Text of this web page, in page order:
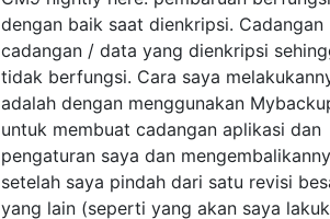
dengan baik saat dienkripsi. Cadangan
cadangan / data yang dienkripsi
tidak berfungsi. Cara saya
adalah dengan menggunakan
untuk membuat cadangan aplikasi dan
pengaturan saya dan
setelah saya pindah dari satu revisi
yang lain (seperti yang akan saya